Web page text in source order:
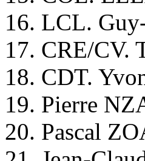
16. LCL.
17. CRE/
18. CDT.
19. Pierre
20. Pascal